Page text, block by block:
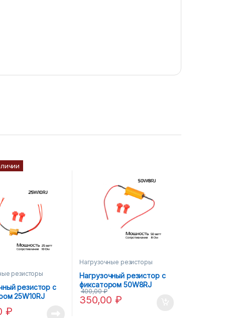
резисторы
резистор с
25W10RJ
₽
Нагрузочные резисторы
Нагрузочный резистор с
фиксатором 50W8RJ
350,00 ₽
400,00₽